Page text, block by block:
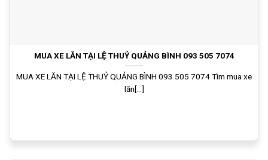
MUA XE LĂN TẠI LỆ THUỶ QUẢNG BÌNH 093 505 7074
MUA XE LĂN TẠI LỆ THUỶ QUẢNG BÌNH 093 505 7074 Tìm mua xe
lăn[...]